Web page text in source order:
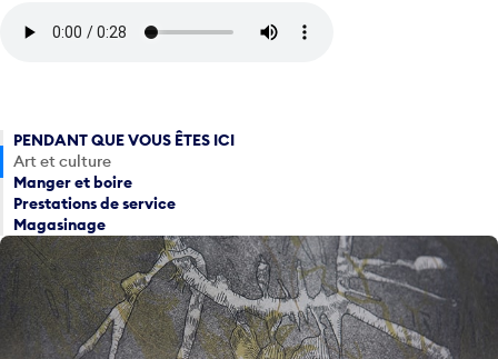
PENDANT QUE VOUS ÊTES ICI
Art et culture
Manger et boire
Prestations de service
Magasinage